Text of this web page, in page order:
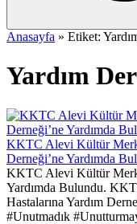
Anasayfa » Etiket:
Yardım
KKTC Alevi Kültür
Derneği’ne Yardımda
KKTC Alevi Kültür
Yardımda Bulundu.
Hastalarına Yardım
#Unutmadık